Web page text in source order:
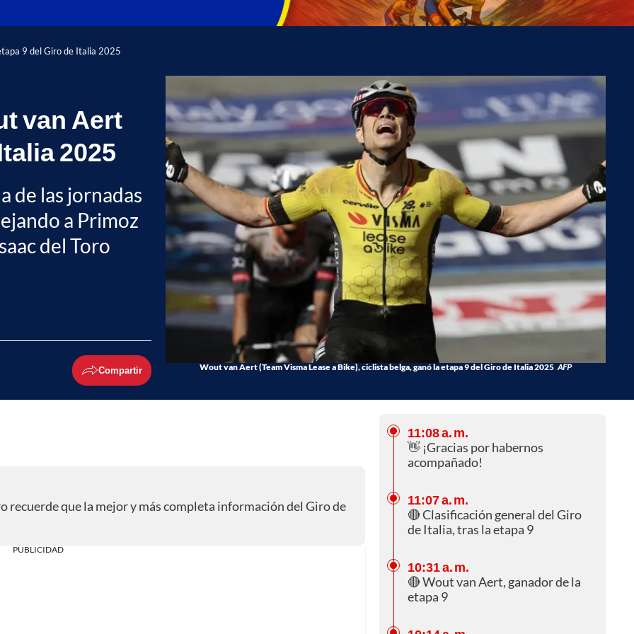
9 del Giro de Italia 2025
van Aert
2025
de las jornadas
a Primoz
del Toro
Compartir Wout van Aert (Team Visma Lease a Bike), ciclista belga, ganó la etapa 9 del Giro de Italia 2025 AFP
recuerde que la mejor y más completa información del Giro de
PUBLICIDAD
11:08 a. m.
👋 ¡Gracias por habernos
acompañado!
11:07 a. m.
🔴 Clasificación general del Giro
de Italia, tras la etapa 9
10:31 a. m.
🔴 Wout van Aert, ganador de la
etapa 9